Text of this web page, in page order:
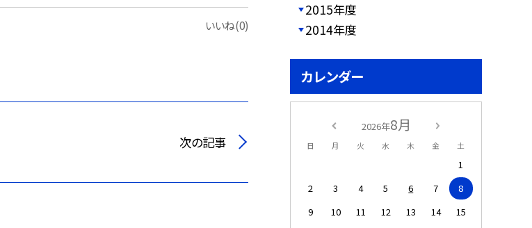
いいね(0)
次の記事
2015年度
2014年度
カレンダー
2026年8月
日 月 火 水 木 金 土
1
2
3 4 5 6 7
8
9
10 11 12 13 14
15